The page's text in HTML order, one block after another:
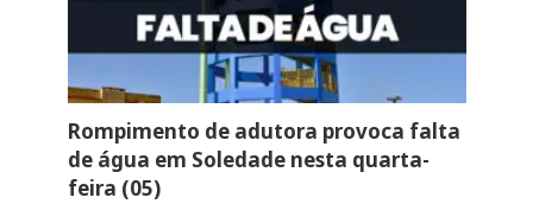
Rompimento de adutora provoca falta
de água em Soledade nesta quarta-
feira (05)